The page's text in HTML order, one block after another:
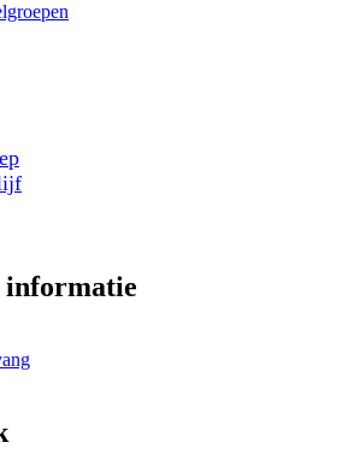
informatie